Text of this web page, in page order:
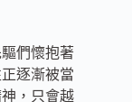
們懷抱著
逐漸被當
，只會越